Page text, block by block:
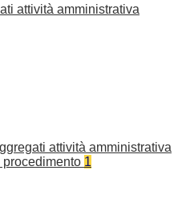
attività amministrativa
attività amministrativa
1